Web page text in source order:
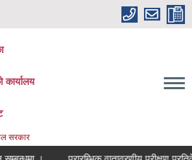
कार्यालय
सरकार